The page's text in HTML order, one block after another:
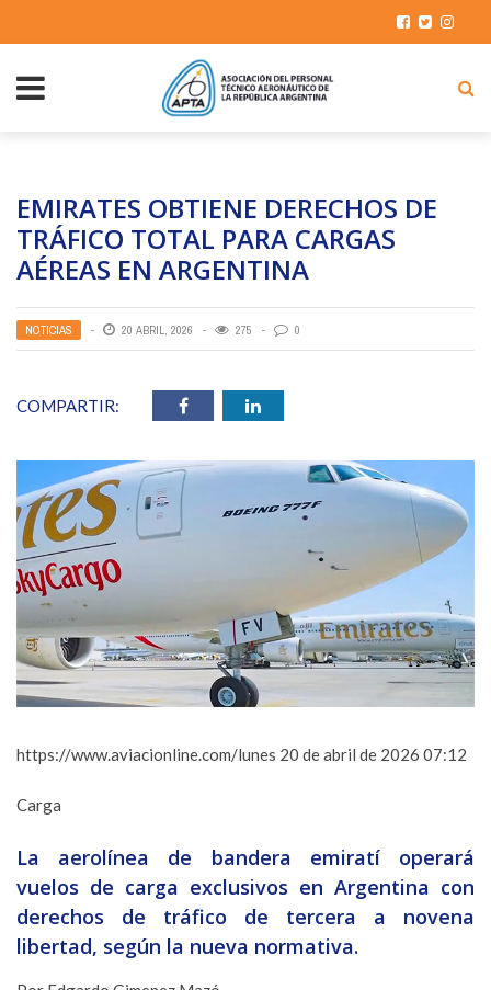
EMIRATES OBTIENE DERECHOS DE
TRÁFICO TOTAL PARA CARGAS
AÉREAS EN ARGENTINA
NOTICIAS 20 ABRIL, 2026 275 0
COMPARTIR:
https://www.aviacionline.com/lunes 20 de abril de 2026 07:12
Carga
La aerolínea de bandera emiratí operará
vuelos de carga exclusivos en Argentina con
derechos de tráfico de tercera a novena
libertad, según la nueva normativa.